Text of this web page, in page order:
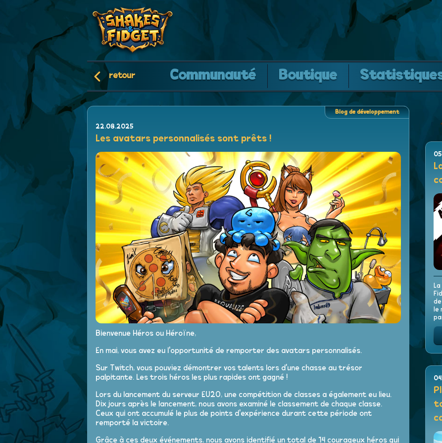
retour Communauté Boutique
22.08.2025
Les avatars personnalisés sont prêts !
Bienvenue Héros ou Héroïne,
En mai, vous avez eu l'opportunité de remporter des avatars personnalisés.
Sur Twitch, vous pouviez démontrer vos talents lors d'une chasse au trésor
palpitante. Les trois héros les plus rapides ont gagné !
Lors du lancement du serveur EU20, une compétition de classes a également eu lieu.
Dix jours après le lancement, nous avons examiné le classement de chaque classe.
Ceux qui ont accumulé le plus de points d'expérience durant cette période ont
remporté la victoire.
Grâce à ces deux événements, nous avons identifié un total de 14 courageux héros qui
Blog de développement
le